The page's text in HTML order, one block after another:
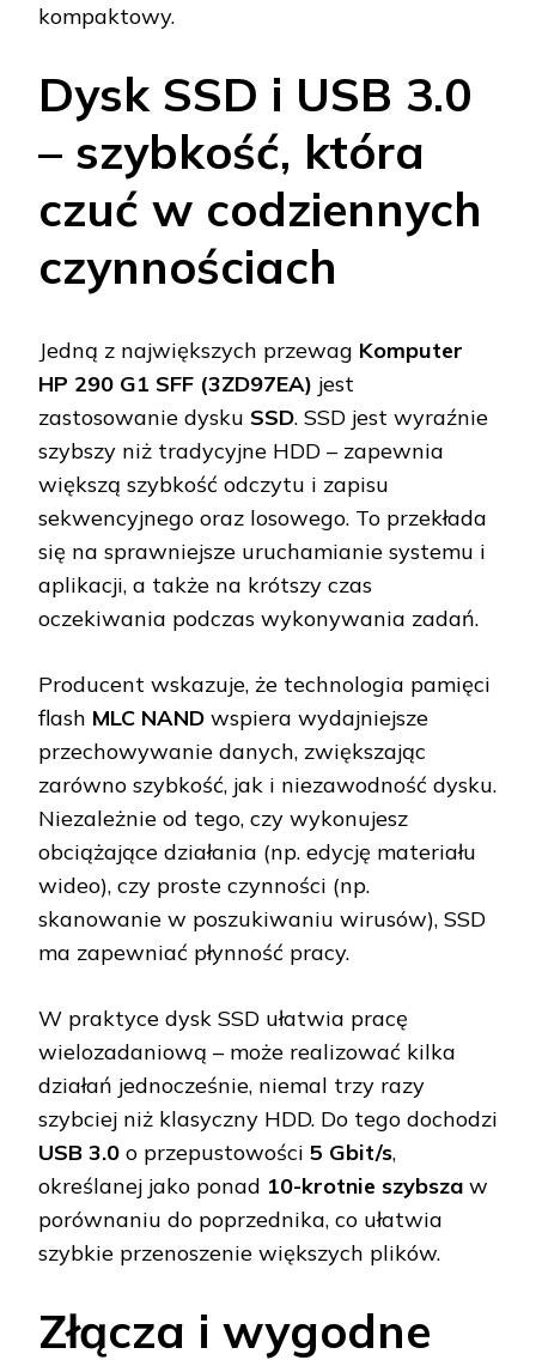
kompaktowy.
Dysk SSD i USB 3.0
– szybkość, która
czuć w codziennych
czynnościach
Jedną z największych przewag Komputer
HP 290 G1 SFF (3ZD97EA) jest
zastosowanie dysku SSD. SSD jest wyraźnie
szybszy niż tradycyjne HDD – zapewnia
większą szybkość odczytu i zapisu
sekwencyjnego oraz losowego. To przekłada
się na sprawniejsze uruchamianie systemu i
aplikacji, a także na krótszy czas
oczekiwania podczas wykonywania zadań.
Producent wskazuje, że technologia pamięci
flash MLC NAND wspiera wydajniejsze
przechowywanie danych, zwiększając
zarówno szybkość, jak i niezawodność dysku.
Niezależnie od tego, czy wykonujesz
obciążające działania (np. edycję materiału
wideo), czy proste czynności (np.
skanowanie w poszukiwaniu wirusów), SSD
ma zapewniać płynność pracy.
W praktyce dysk SSD ułatwia pracę
wielozadaniową – może realizować kilka
działań jednocześnie, niemal trzy razy
szybciej niż klasyczny HDD. Do tego dochodzi
USB 3.0 o przepustowości 5 Gbit/s,
określanej jako ponad 10-krotnie szybsza w
porównaniu do poprzednika, co ułatwia
szybkie przenoszenie większych plików.
Złącza i wygodne